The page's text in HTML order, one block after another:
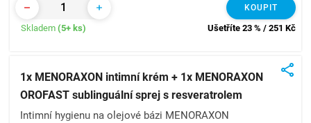
KOUPIT
Skladem (5+ ks) Ušetříte 23 % / 251 Kč
1x MENORAXON intimní krém + 1x MENORAXON
OROFAST sublinguální sprej s resveratrolem
Intimní hygienu na olejové bázi MENORAXON